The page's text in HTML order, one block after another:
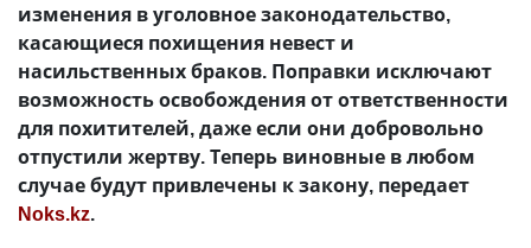
изменения в уголовное законодательство,
касающиеся похищения невест и
насильственных браков. Поправки исключают
возможность освобождения от ответственности
для похитителей, даже если они добровольно
отпустили жертву. Теперь виновные в любом
случае будут привлечены к закону, передает
Noks.kz.